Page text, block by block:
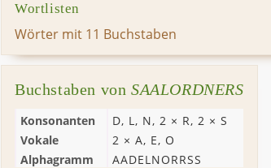
Wortlisten
Wörter mit 11 Buchstaben
Buchstaben von SAALORDNERS
Konsonanten D, L, N, 2 × R, 2 × S
Vokale
2 × A, E, O
Alphagramm
AADELNORRSS